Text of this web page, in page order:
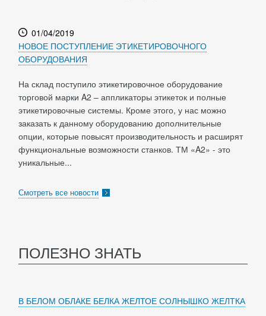
01/04/2019
НОВОЕ ПОСТУПЛЕНИЕ ЭТИКЕТИРОВОЧНОГО
ОБОРУДОВАНИЯ
На склад поступило этикетировочное оборудование
торговой марки A2 – аппликаторы этикеток и полные
этикетировочные системы. Кроме этого, у нас можно
заказать к данному оборудованию дополнительные
опции, которые повысят производительность и расширят
функциональные возможности станков. ТМ «A2» - это
уникальные...
Смотреть все новости
ПОЛЕЗНО ЗНАТЬ
В БЕЛОМ ОБЛАКЕ БЕЛКА ЖЕЛТОЕ СОЛНЫШКО ЖЕЛТКА